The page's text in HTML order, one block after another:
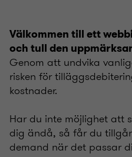
Välkommen till ett
och tull den
Genom att undvika
risken för
kostnader.
Har du inte möjlighet att
dig ändå, så får du
demand när det passar